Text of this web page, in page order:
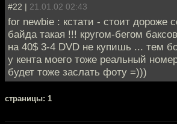
#22 | 21.01.02 02:43
for newbie : кстати - стоит дороже
байда такая !!! кругом-бегом
на 40$ 3-4 DVD не купишь ... тем
у кента моего тоже реальный
будет тоже заслать фоту =)))
cтраницы: 1